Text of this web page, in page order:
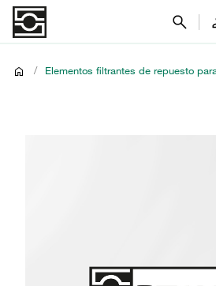
/ Elementos filtrantes de repuesto